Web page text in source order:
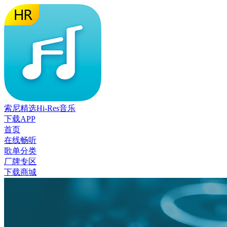
索尼精选Hi-Res音乐
下载APP
首页
在线畅听
歌单分类
厂牌专区
下载商城